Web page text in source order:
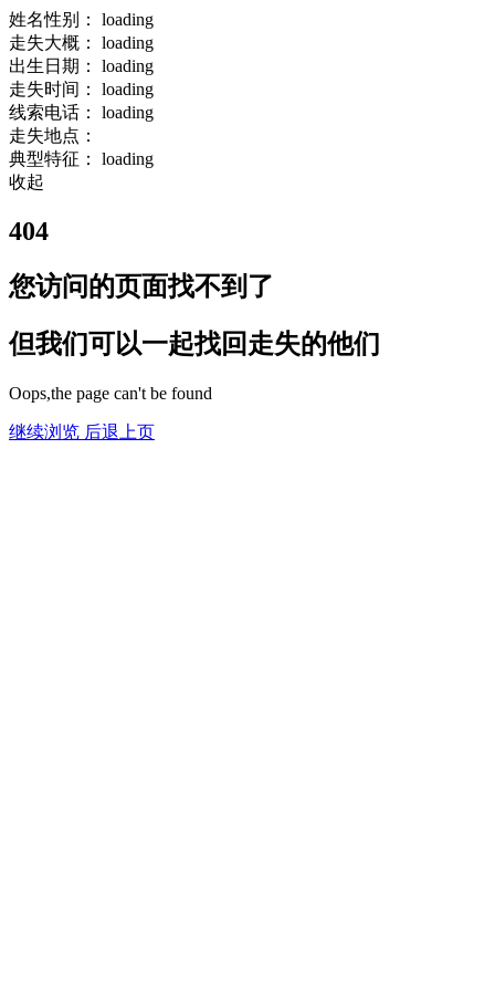
姓名性别：
loading
走失大概：
loading
出生日期：
loading
走失时间：
loading
线索电话：
loading
走失地点：
典型特征：
loading
收起
404
您访问的页面找不到了
但我们可以一起找回走失的他们
Oops,the page can't be found
继续浏览 后退上页